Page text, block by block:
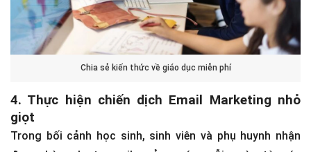
Chia sẻ kiến thức về giáo dục miễn phí
4. Thực hiện chiến dịch Email Marketing nhỏ
giọt
Trong bối cảnh học sinh, sinh viên và phụ huynh nhận